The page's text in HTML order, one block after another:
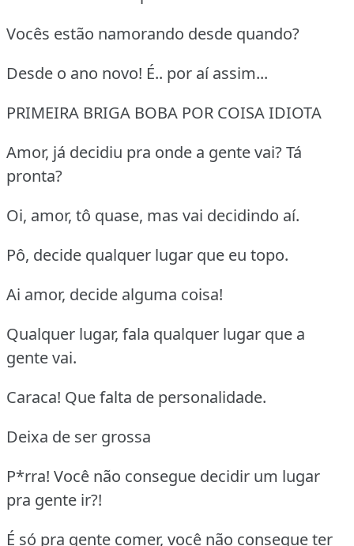
Vocês estão namorando desde quando?
Desde o ano novo! É.. por aí assim...
PRIMEIRA BRIGA BOBA POR COISA IDIOTA
Amor, já decidiu pra onde a gente vai? Tá
pronta?
Oi, amor, tô quase, mas vai decidindo aí.
Pô, decide qualquer lugar que eu topo.
Ai amor, decide alguma coisa!
Qualquer lugar, fala qualquer lugar que a
gente vai.
Caraca! Que falta de personalidade.
Deixa de ser grossa
P*rra! Você não consegue decidir um lugar
pra gente ir?!
É só pra gente comer, você não consegue ter